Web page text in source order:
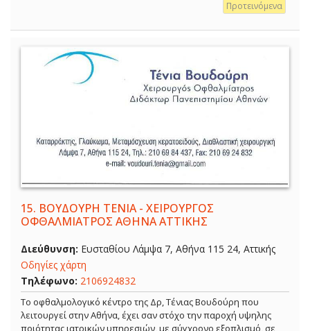
Προτεινόμενα
15. ΒΟΥΔΟΥΡΗ ΤΕΝΙΑ - ΧΕΙΡΟΥΡΓΟΣ
ΟΦΘΑΛΜΙΑΤΡΟΣ ΑΘΗΝΑ ΑΤΤΙΚΗΣ
Διεύθυνση: Ευσταθίου Λάμψα 7, Αθήνα 115 24, Αττικής
Οδηγίες χάρτη
Τηλέφωνο: 2106924832
Το οφθαλμολογικό κέντρο της Δρ, Τένιας Βουδούρη που
λειτουργεί στην Αθήνα, έχει σαν στόχο την παροχή υψηλης
ποιότητας ιατρικών υπηρεσιών, με σύγχρονο εξοπλισμό, σε